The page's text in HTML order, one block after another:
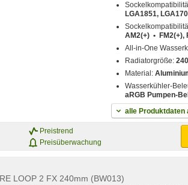
LGA1851,
AM2(+) • FM2(+),
All-in-One
Radiatorgröße:
Material:
Wasserkühler-
aRGB Pumpen-
alle Produktdaten
Preistrend
Preisüberwachung
LOOP 2 FX 240mm (BW013)